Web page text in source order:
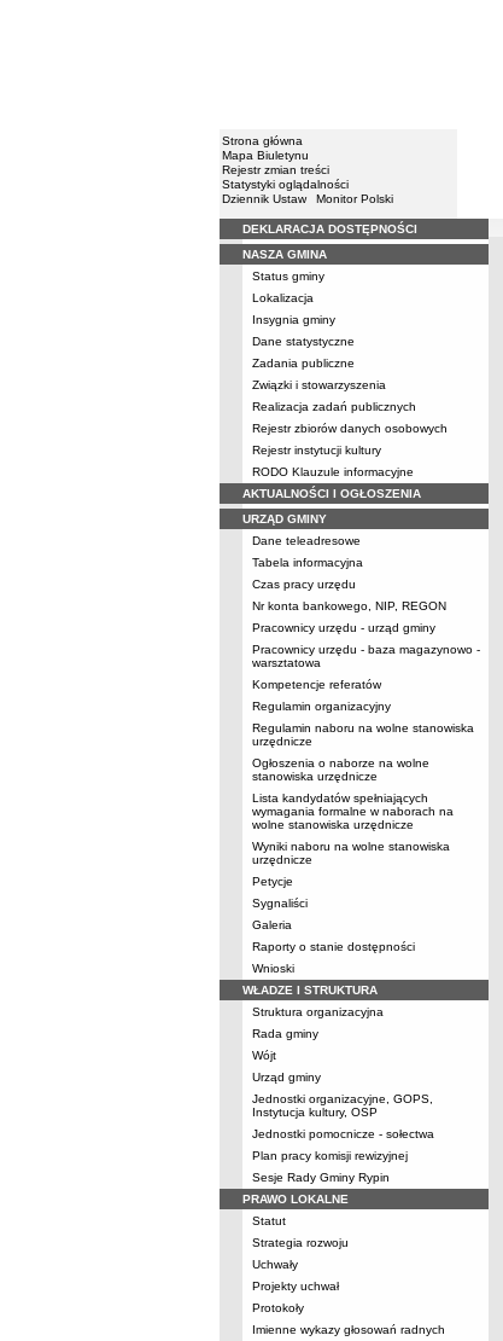
Strona główna
Mapa Biuletynu
Rejestr zmian treści
Statystyki oglądalności
Dziennik Ustaw
Monitor Polski
Menu
DEKLARACJA DOSTĘPNOŚCI
NASZA GMINA
Status gminy
Lokalizacja
Insygnia gminy
Dane statystyczne
Zadania publiczne
Związki i stowarzyszenia
Realizacja zadań publicznych
Rejestr zbiorów danych osobowych
Rejestr instytucji kultury
RODO Klauzule informacyjne
AKTUALNOŚCI I OGŁOSZENIA
URZĄD GMINY
Dane teleadresowe
Tabela informacyjna
Czas pracy urzędu
Nr konta bankowego, NIP, REGON
Pracownicy urzędu - urząd gminy
Pracownicy urzędu - baza magazynowo -
warsztatowa
Kompetencje referatów
Regulamin organizacyjny
Regulamin naboru na wolne stanowiska
urzędnicze
Ogłoszenia o naborze na wolne
stanowiska urzędnicze
Lista kandydatów spełniających
wymagania formalne w naborach na
wolne stanowiska urzędnicze
Wyniki naboru na wolne stanowiska
urzędnicze
Petycje
Sygnaliści
Galeria
Raporty o stanie dostępności
Wnioski
WŁADZE I STRUKTURA
Struktura organizacyjna
Rada gminy
Wójt
Urząd gminy
Jednostki organizacyjne, GOPS,
Instytucja kultury, OSP
Jednostki pomocnicze - sołectwa
Plan pracy komisji rewizyjnej
Sesje Rady Gminy Rypin
PRAWO LOKALNE
Statut
Strategia rozwoju
Uchwały
Projekty uchwał
Protokoły
Imienne wykazy głosowań radnych